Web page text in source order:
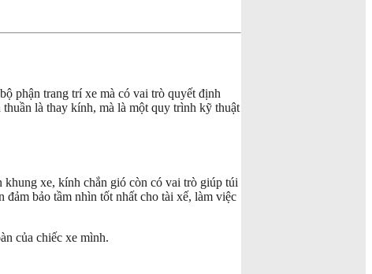
phận trang trí xe mà có vai trò quyết định
là thay kính, mà là một quy trình kỹ thuật
xe, kính chắn gió còn có vai trò giúp túi
bảo tầm nhìn tốt nhất cho tài xế, làm việc
của chiếc xe mình.